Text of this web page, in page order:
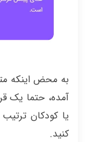
به محض اینکه
آمده، حتما یک
یا کودکان
کنید.